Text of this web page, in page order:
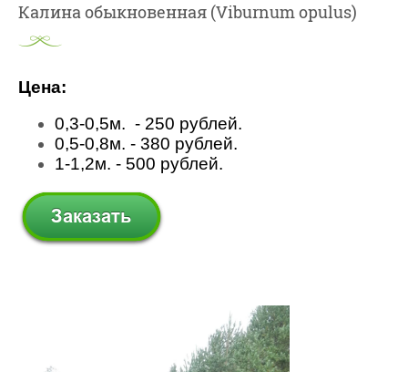
Калина обыкновенная (Viburnum opulus)
Цена:
0,3-0,5м. - 250 рублей.
0,5-0,8м. - 380 рублей.
1-1,2м. - 500 рублей.